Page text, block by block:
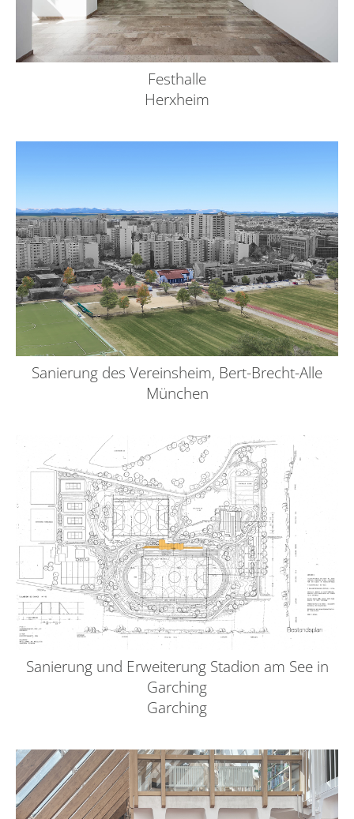
Festhalle
Herxheim
Sanierung des Vereinsheim, Bert-Brecht-Alle
München
Sanierung und Erweiterung Stadion am See in
Garching
Garching